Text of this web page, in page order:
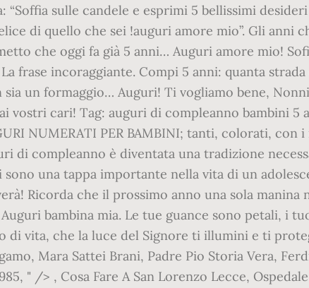
“Soffia sulle candele e esprimi 5 bellissimi
di quello che sei !auguri amore mio”. Gli anni
che oggi fa già 5 anni… Auguri amore mio!
frase incoraggiante. Compi 5 anni: quanta strada
un formaggio… Auguri! Ti vogliamo bene,
vostri cari! Tag: auguri di compleanno bambini 5
NUMERATI PER BAMBINI; tanti, colorati, con
di compleanno è diventata una tradizione
sono una tappa importante nella vita di un
Ricorda che il prossimo anno una sola
bambina mia. Le tue guance sono petali, i
vita, che la luce del Signore ti illumini e ti
Mara Sattei Brani, Padre Pio Storia Vera,
" /> , Cosa Fare A San Lorenzo Lecce,